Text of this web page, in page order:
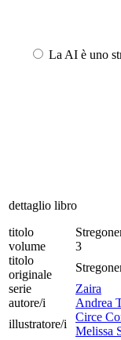
La AI è uno
dettaglio libro
titolo
volume
3
titolo
originale
serie
Zaira
autore/i
Andrea
illustratore/i
Circe
Melissa